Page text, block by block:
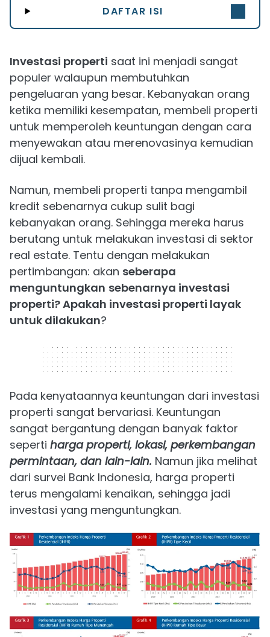
DAFTAR ISI
Investasi properti saat ini menjadi sangat
populer walaupun membutuhkan
pengeluaran yang besar. Kebanyakan orang
ketika memiliki kesempatan, membeli properti
untuk memperoleh keuntungan dengan cara
menyewakan atau merenovasinya kemudian
dijual kembali.
Namun, membeli properti tanpa mengambil
kredit sebenarnya cukup sulit bagi
kebanyakan orang. Sehingga mereka harus
berutang untuk melakukan investasi di sektor
real estate. Tentu dengan melakukan
pertimbangan: akan seberapa
menguntungkan sebenarnya investasi
properti? Apakah investasi properti layak
untuk dilakukan?
320 x 50
Pada kenyataannya keuntungan dari investasi
properti sangat bervariasi. Keuntungan
sangat bergantung dengan banyak faktor
seperti harga properti, lokasi, perkembangan
permintaan, dan lain-lain. Namun jika melihat
dari survei Bank Indonesia, harga properti
terus mengalami kenaikan, sehingga jadi
investasi yang menguntungkan.